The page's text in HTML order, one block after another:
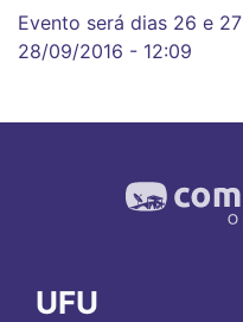
Evento será dias 26 e 27
28/09/2016 - 12:09
UFU